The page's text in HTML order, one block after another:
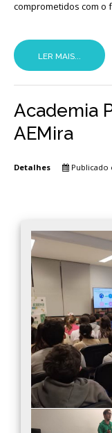
comprometidos com o
LER MAIS...
Academia
AEMira
Detalhes Publicado